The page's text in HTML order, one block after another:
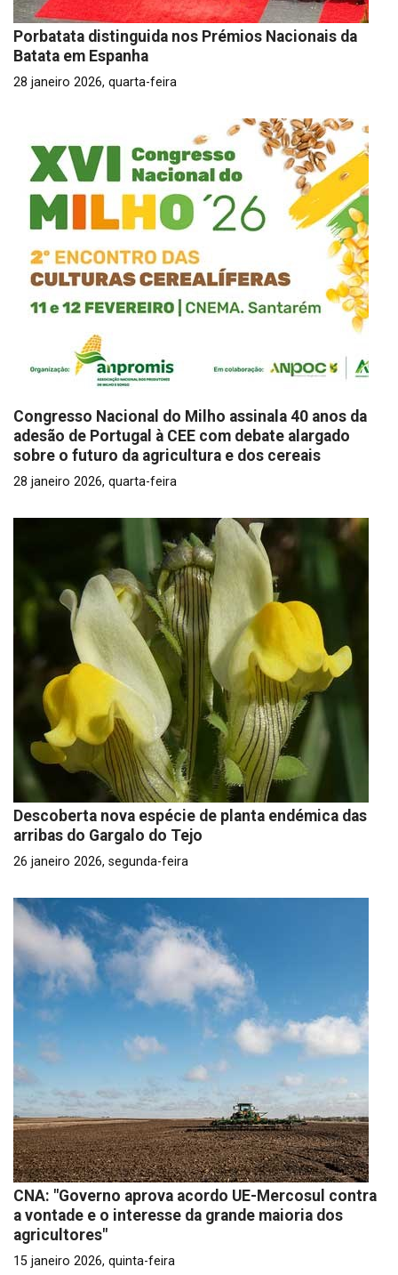
Porbatata distinguida nos Prémios Nacionais da
Batata em Espanha
28 janeiro 2026, quarta-feira
Congresso Nacional do Milho assinala 40 anos da
adesão de Portugal à CEE com debate alargado
sobre o futuro da agricultura e dos cereais
28 janeiro 2026, quarta-feira
Descoberta nova espécie de planta endémica das
arribas do Gargalo do Tejo
26 janeiro 2026, segunda-feira
CNA: "Governo aprova acordo UE-Mercosul contra
a vontade e o interesse da grande maioria dos
agricultores"
15 janeiro 2026, quinta-feira